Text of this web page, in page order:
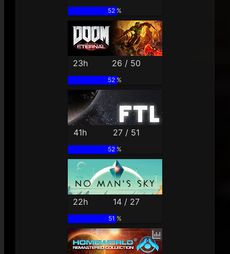
52 %
23h 26 / 50
52 %
41h 27 / 51
52 %
22h 14 / 27
51 %